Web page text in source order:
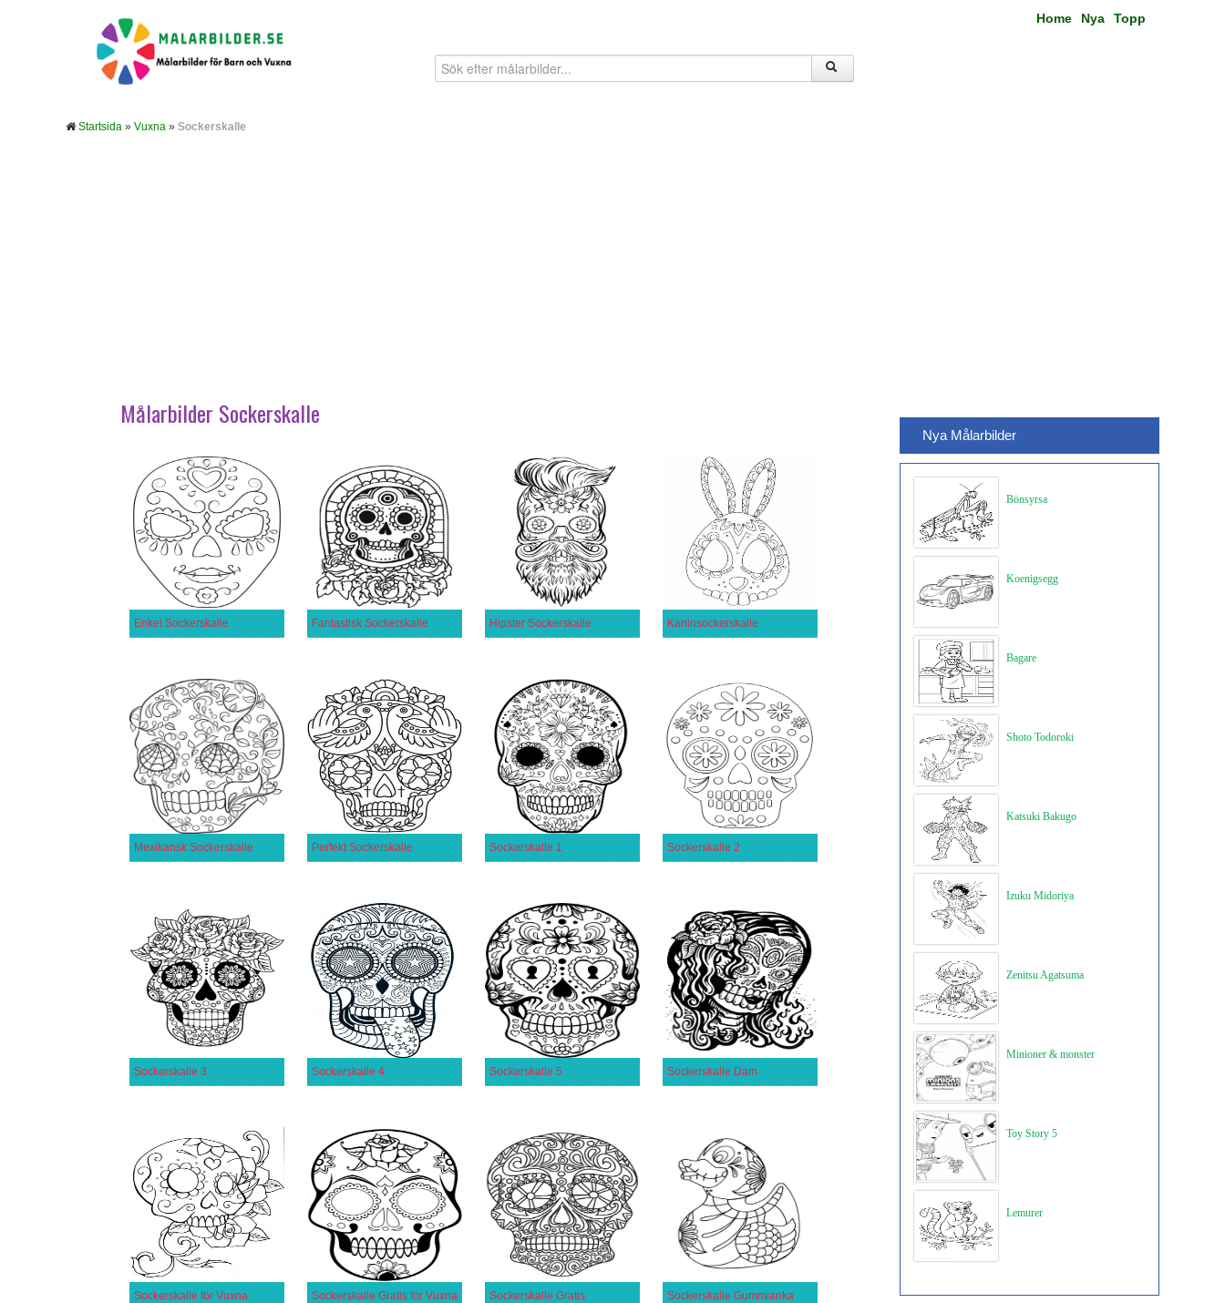
Home Nya Topp
Startsida » Vuxna » Sockerskalle
Målarbilder Sockerskalle
Enkel Sockerskalle Fantastisk Sockerskalle Hipster Sockerskalle Kaninsockerskalle
Mexikansk Sockerskalle Perfekt Sockerskalle Sockerskalle 1 Sockerskalle 2
Sockerskalle 3 Sockerskalle 4 Sockerskalle 5 Sockerskalle Dam
Sockerskalle för Vuxna Sockerskalle Gratis för Vuxna Sockerskalle Gratis Sockerskalle Gummianka
Nya Målarbilder
Bönsyrsa
Koenigsegg
Bagare
Shoto Todoroki
Katsuki Bakugo
Izuku Midoriya
Zenitsu Agatsuma
Minioner & monster
Toy Story 5
Lemurer